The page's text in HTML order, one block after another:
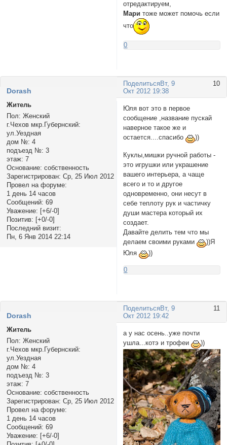
отредактируем,
Мари тоже может помочь если
что
0
Поделиться 10
Вт, 9
Окт 2012 19:38
Dorash
Житель
Пол: Женский
г.Чехов мкр.Губернский:
ул.Уездная
дом №: 4
подъезд №: 3
этаж: 7
Основание: собственность
Зарегистрирован: Ср, 25 Июл 2012
Провел на форуме:
1 день 14 часов
Сообщений: 69
Уважение: [+6/-0]
Позитив: [+0/-0]
Последний визит:
Пн, 6 Янв 2014 22:14
Юля вот это в первое
сообщение ,название пускай
наверное такое же и
остается....спасибо
))
Куклы,мишки ручной работы -
это игрушки или украшение
вашего интерьера, а чаще
всего и то и другое
одновременно, они несут в
себе теплоту рук и частичку
души мастера который их
создает.
Давайте делить тем что мы
делаем своими руками
))Я
Юля
))
0
Поделиться 11
Вт, 9
Окт 2012 19:42
Dorash
Житель
Пол: Женский
г.Чехов мкр.Губернский:
ул.Уездная
дом №: 4
подъезд №: 3
этаж: 7
Основание: собственность
Зарегистрирован: Ср, 25 Июл 2012
Провел на форуме:
1 день 14 часов
Сообщений: 69
Уважение: [+6/-0]
а у нас осень..уже почти
ушла...котэ и трофеи
))